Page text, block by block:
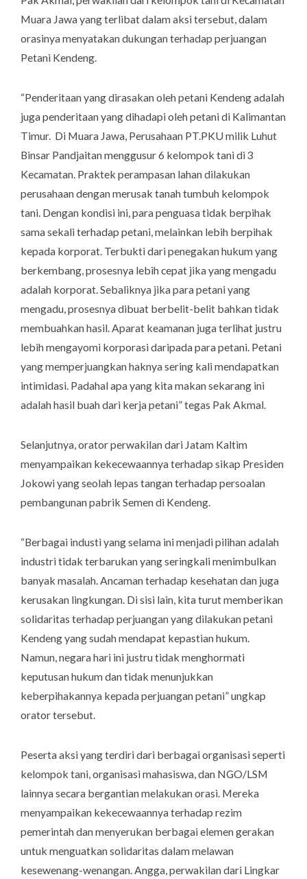
Muara Jawa yang terlibat dalam aksi tersebut, dalam
orasinya menyatakan dukungan terhadap perjuangan
Petani Kendeng.
“Penderitaan yang dirasakan oleh petani Kendeng adalah
juga penderitaan yang dihadapi oleh petani di Kalimantan
Timur. Di Muara Jawa, Perusahaan PT.PKU milik Luhut
Binsar Pandjaitan menggusur 6 kelompok tani di 3
Kecamatan. Praktek perampasan lahan dilakukan
perusahaan dengan merusak tanah tumbuh kelompok
tani. Dengan kondisi ini, para penguasa tidak berpihak
sama sekali terhadap petani, melainkan lebih berpihak
kepada korporat. Terbukti dari penegakan hukum yang
berkembang, prosesnya lebih cepat jika yang mengadu
adalah korporat. Sebaliknya jika para petani yang
mengadu, prosesnya dibuat berbelit-belit bahkan tidak
membuahkan hasil. Aparat keamanan juga terlihat justru
lebih mengayomi korporasi daripada para petani. Petani
yang memperjuangkan haknya sering kali mendapatkan
intimidasi. Padahal apa yang kita makan sekarang ini
adalah hasil buah dari kerja petani” tegas Pak Akmal.
Selanjutnya, orator perwakilan dari Jatam Kaltim
menyampaikan kekecewaannya terhadap sikap Presiden
Jokowi yang seolah lepas tangan terhadap persoalan
pembangunan pabrik Semen di Kendeng.
“Berbagai industi yang selama ini menjadi pilihan adalah
industri tidak terbarukan yang seringkali menimbulkan
banyak masalah. Ancaman terhadap kesehatan dan juga
kerusakan lingkungan. Di sisi lain, kita turut memberikan
solidaritas terhadap perjuangan yang dilakukan petani
Kendeng yang sudah mendapat kepastian hukum.
Namun, negara hari ini justru tidak menghormati
keputusan hukum dan tidak menunjukkan
keberpihakannya kepada perjuangan petani” ungkap
orator tersebut.
Peserta aksi yang terdiri dari berbagai organisasi seperti
kelompok tani, organisasi mahasiswa, dan NGO/LSM
lainnya secara bergantian melakukan orasi. Mereka
menyampaikan kekecewaannya terhadap rezim
pemerintah dan menyerukan berbagai elemen gerakan
untuk menguatkan solidaritas dalam melawan
kesewenang-wenangan. Angga, perwakilan dari Lingkar